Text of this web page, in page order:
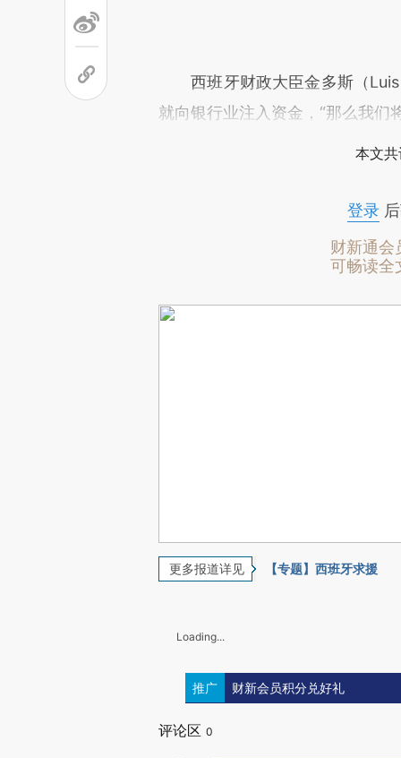
西班牙财政大臣金多斯（Luis
就向银行业注入资金，“那么我们
本文共
登录后
财新通会
可畅读全
更多报道详见 【专题】西班牙求援
Loading...
推广 财新会员积分兑好礼
评论区 0